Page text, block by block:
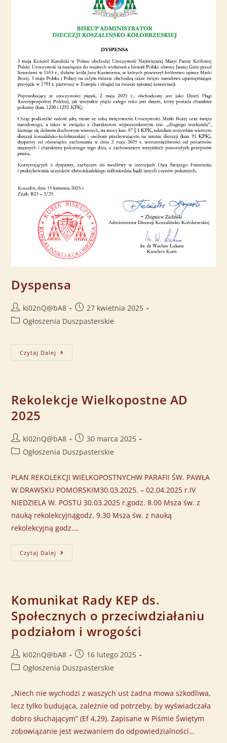
Dyspensa
ki02nQ@bA8
27 kwietnia 2025
Ogłoszenia Duszpasterskie
Czytaj Dalej
Rekolekcje Wielkopostne AD
2025
ki02nQ@bA8
30 marca 2025
Ogłoszenia Duszpasterskie
PLAN REKOLEKCJI WIELKOPOSTNYCHW PARAFII ŚW. PAWŁA
W DRAWSKU POMORSKIM30.03.2025. – 02.04.2025 r.IV
NIEDZIELA W. POSTU 30.03.2025 r.godz. 8.00 Msza św. z
nauką rekolekcyjnągodz. 9.30 Msza św. z nauką
rekolekcyjną godz.…
Czytaj Dalej
Komunikat Rady KEP ds.
Społecznych o przeciwdziałaniu
podziałom i wrogości
ki02nQ@bA8
16 lutego 2025
Ogłoszenia Duszpasterskie
„Niech nie wychodzi z waszych ust żadna mowa szkodliwa,
lecz tylko budująca, zależnie od potrzeby, by wyświadczała
dobro słuchającym” (Ef 4,29). Zapisane w Piśmie Świętym
zobowiązanie jest wezwaniem do odpowiedzialności…